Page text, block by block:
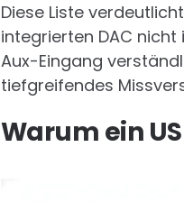
Diese Liste
integrierten DAC nicht
Aux-Eingang
tiefgreifendes
Warum ein